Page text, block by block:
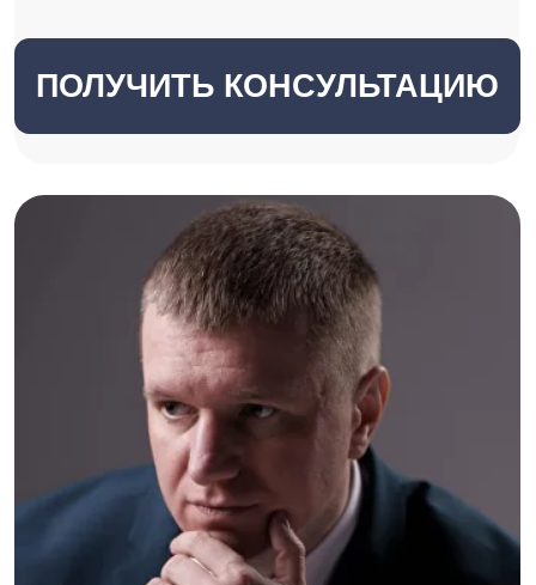
Роман Валерьевич
Действующий Арбитражный
(финансовый) управляющий АМСРО
"Содействие"